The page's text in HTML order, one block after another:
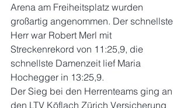
Arena am Freiheitsplatz wurden
großartig angenommen. Der schnellste
Herr war Robert Merl mit
Streckenrekord von 11:25,9, die
schnellste Damenzeit lief Maria
Hochegger in 13:25,9.
Der Sieg bei den Herrenteams ging an
den LTV Köflach Zürich Versicherung